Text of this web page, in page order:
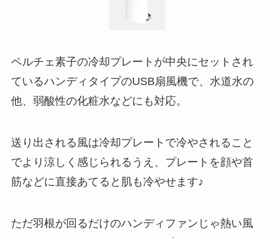
ペルチェ素子の冷却プレートが中央にセットされ
ているハンディタイプのUSB扇風機で、水道水の
他、弱酸性の化粧水などにも対応。
送り出される風は冷却プレートで冷やされること
でより涼しく感じられるうえ、プレートを顔や首
筋などに直接あてると肌も冷やせます♪
ただ羽根が回るだけのハンディファンじゃ熱い風